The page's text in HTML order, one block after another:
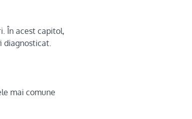
În acest capitol,
diagnosticat.
mai comune